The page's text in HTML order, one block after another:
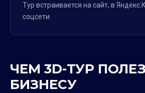
Тур встраивается на сайт, в
соцсети.
ЧЕМ 3D-ТУР
БИЗНЕСУ